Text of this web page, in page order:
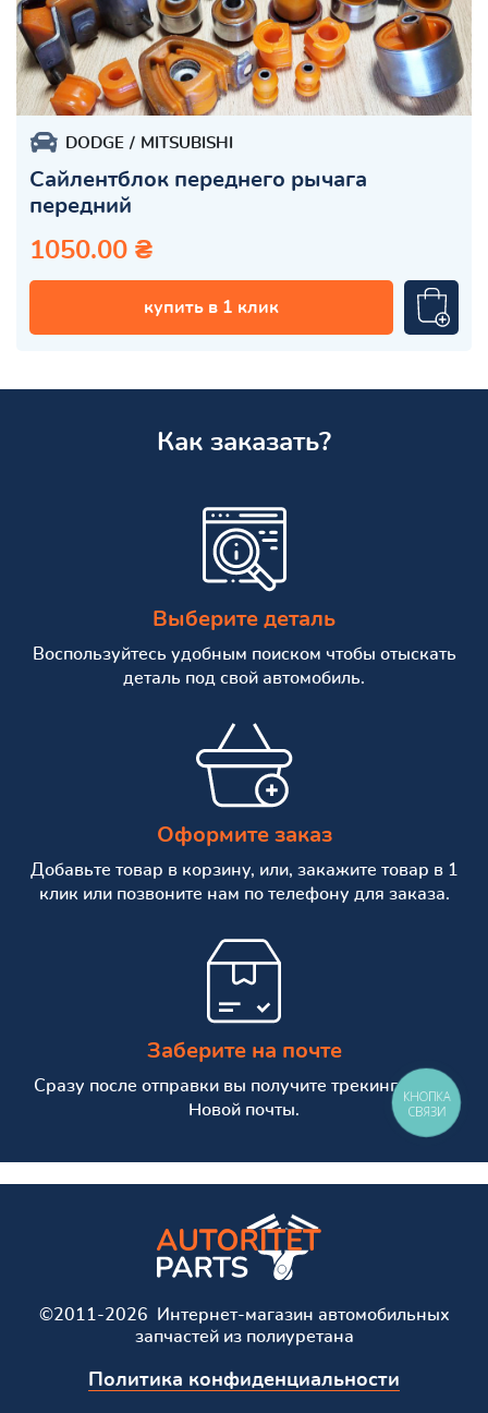
DODGE MITSUBISHI
Сайлентблок переднего рычага
передний
1050.00 ₴
купить в 1 клик
Как заказать?
Выберите деталь
Воспользуйтесь удобным поиском чтобы отыскать
деталь под свой автомобиль.
Оформите заказ
Добавьте товар в корзину, или, закажите товар в 1
клик или позвоните нам по телефону для заказа.
Заберите на почте
Сразу после отправки вы получите трекинг номер
Новой почты.
©2011-2026 Интернет-магазин автомобильных
запчастей из полиуретана
Политика конфиденциальности
КНОПКА
СВЯЗИ